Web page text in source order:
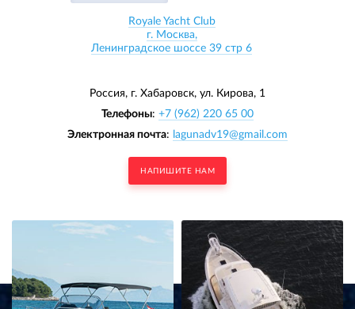
Royale Yacht Club
г. Москва,
Ленинградское шоссе 39 стр 6
Россия, г. Хабаровск, ул. Кирова, 1
Телефоны: +7 (962) 220 65 00
Электронная почта: lagunadv19@gmail.com
НАПИШИТЕ НАМ